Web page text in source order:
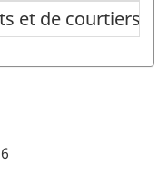
et de courtiers
et de courtiers